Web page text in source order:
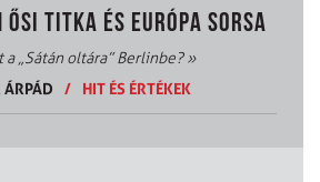
ŐSI TITKA ÉS EURÓPA SORSA
„Sátán oltára” Berlinbe?»
ÁRPÁD
/ HIT ÉS ÉRTÉKEK